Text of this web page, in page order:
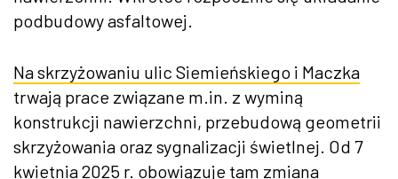
podbudowy asfaltowej.
Na skrzyżowaniu ulic Siemieńskiego i Maczka
trwają prace związane m.in. z wyminą
konstrukcji nawierzchni, przebudową geometrii
skrzyżowania oraz sygnalizacji świetlnej. Od 7
kwietnia 2025 r. obowiązuje tam zmiana